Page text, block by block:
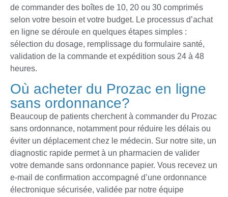
de commander des boîtes de 10, 20 ou 30 comprimés
selon votre besoin et votre budget. Le processus d’achat
en ligne se déroule en quelques étapes simples :
sélection du dosage, remplissage du formulaire santé,
validation de la commande et expédition sous 24 à 48
heures.
Où acheter du Prozac en ligne
sans ordonnance?
Beaucoup de patients cherchent à commander du Prozac
sans ordonnance, notamment pour réduire les délais ou
éviter un déplacement chez le médecin. Sur notre site, un
diagnostic rapide permet à un pharmacien de valider
votre demande sans ordonnance papier. Vous recevez un
e-mail de confirmation accompagné d’une ordonnance
électronique sécurisée, validée par notre équipe